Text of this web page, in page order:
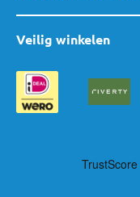
Veilig winkelen